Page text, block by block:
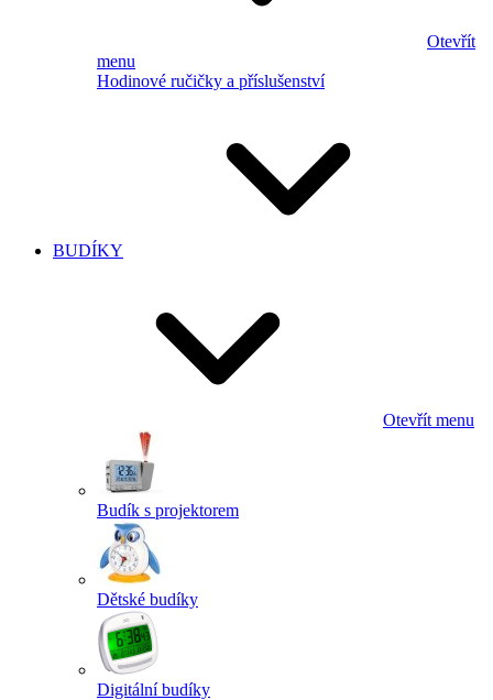
Otevřít
menu
Hodinové ručičky a příslušenství
BUDÍKY
Otevřít menu
Budík s projektorem
Dětské budíky
Digitální budíky